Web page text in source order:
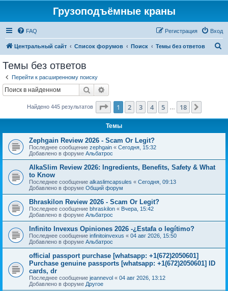
Грузоподъёмные краны
FAQ Вход
Регистрация
Центральный сайт Список форумов Поиск Темы без ответов
Темы без ответов
Перейти к расширенному поиску
Поиск
Найдено 445 результатов Страница из 18
1 2 3 4 5 18
Темы
Zephgain Review 2026 - Scam Or Legit?
Последнее сообщение zephgain « Сегодня, 15:32
Добавлено в форуме Альбатрос
AlkaSlim Review 2026: Ingredients, Benefits, Safety & What
to Know
Последнее сообщение alkaslimcapsules « Сегодня, 09:13
Добавлено в форуме Общий форум
Bhraskilon Review 2026 - Scam Or Legit?
Последнее сообщение bhraskilon « Вчера, 15:42
Добавлено в форуме Альбатрос
Infinito Invexus Opiniones 2026 -¿Estafa o legítimo?
Последнее сообщение infinitoinvexus « 04 авг 2026, 15:50
Добавлено в форуме Альбатрос
official passport purchase [whatsapp: +1(672)2050601]
Purchase genuine passports [whatsapp: +1(672)2050601] ID
cards, dr
Последнее сообщение jeannevol « 04 авг 2026, 13:12
Добавлено в форуме Другое